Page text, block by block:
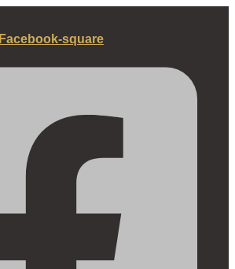
Facebook-square